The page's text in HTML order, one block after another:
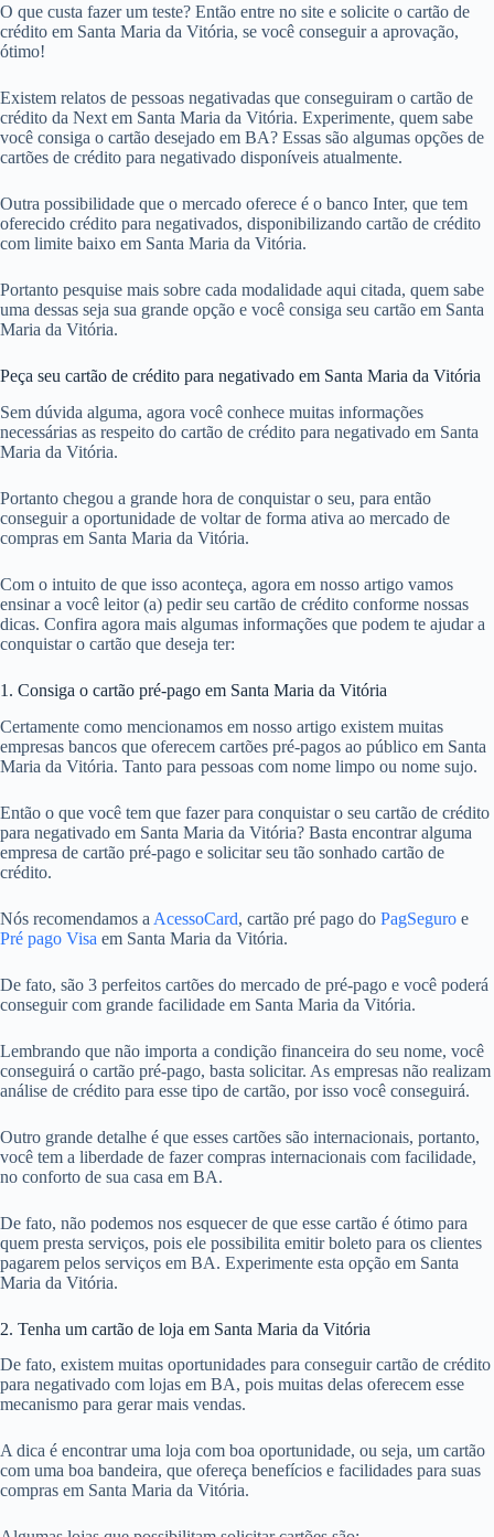
O que custa fazer um teste? Então entre no site e solicite o cartão de
crédito em Santa Maria da Vitória, se você conseguir a aprovação,
ótimo!
Existem relatos de pessoas negativadas que conseguiram o cartão de
crédito da Next em Santa Maria da Vitória. Experimente, quem sabe
você consiga o cartão desejado em BA? Essas são algumas opções de
cartões de crédito para negativado disponíveis atualmente.
Outra possibilidade que o mercado oferece é o banco Inter, que tem
oferecido crédito para negativados, disponibilizando cartão de crédito
com limite baixo em Santa Maria da Vitória.
Portanto pesquise mais sobre cada modalidade aqui citada, quem sabe
uma dessas seja sua grande opção e você consiga seu cartão em Santa
Maria da Vitória.
Peça seu cartão de crédito para negativado em Santa Maria da Vitória
Sem dúvida alguma, agora você conhece muitas informações
necessárias as respeito do cartão de crédito para negativado em Santa
Maria da Vitória.
Portanto chegou a grande hora de conquistar o seu, para então
conseguir a oportunidade de voltar de forma ativa ao mercado de
compras em Santa Maria da Vitória.
Com o intuito de que isso aconteça, agora em nosso artigo vamos
ensinar a você leitor (a) pedir seu cartão de crédito conforme nossas
dicas. Confira agora mais algumas informações que podem te ajudar a
conquistar o cartão que deseja ter:
1. Consiga o cartão pré-pago em Santa Maria da Vitória
Certamente como mencionamos em nosso artigo existem muitas
empresas bancos que oferecem cartões pré-pagos ao público em Santa
Maria da Vitória. Tanto para pessoas com nome limpo ou nome sujo.
Então o que você tem que fazer para conquistar o seu cartão de crédito
para negativado em Santa Maria da Vitória? Basta encontrar alguma
empresa de cartão pré-pago e solicitar seu tão sonhado cartão de
crédito.
Nós recomendamos a AcessoCard, cartão pré pago do PagSeguro e
Pré pago Visa em Santa Maria da Vitória.
De fato, são 3 perfeitos cartões do mercado de pré-pago e você poderá
conseguir com grande facilidade em Santa Maria da Vitória.
Lembrando que não importa a condição financeira do seu nome, você
conseguirá o cartão pré-pago, basta solicitar. As empresas não realizam
análise de crédito para esse tipo de cartão, por isso você conseguirá.
Outro grande detalhe é que esses cartões são internacionais, portanto,
você tem a liberdade de fazer compras internacionais com facilidade,
no conforto de sua casa em BA.
De fato, não podemos nos esquecer de que esse cartão é ótimo para
quem presta serviços, pois ele possibilita emitir boleto para os clientes
pagarem pelos serviços em BA. Experimente esta opção em Santa
Maria da Vitória.
2. Tenha um cartão de loja em Santa Maria da Vitória
De fato, existem muitas oportunidades para conseguir cartão de crédito
para negativado com lojas em BA, pois muitas delas oferecem esse
mecanismo para gerar mais vendas.
A dica é encontrar uma loja com boa oportunidade, ou seja, um cartão
com uma boa bandeira, que ofereça benefícios e facilidades para suas
compras em Santa Maria da Vitória.